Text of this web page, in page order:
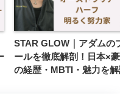
STAR GLOW｜アダムの
ールを徹底解剖！日本×
の経歴・MBTI・魅力を